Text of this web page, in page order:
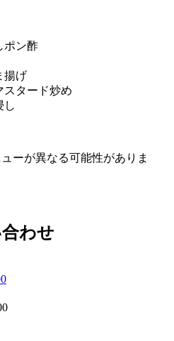
ポン酢
揚げ
スタード炒め
し
ーが異なる可能性がありま
わせ